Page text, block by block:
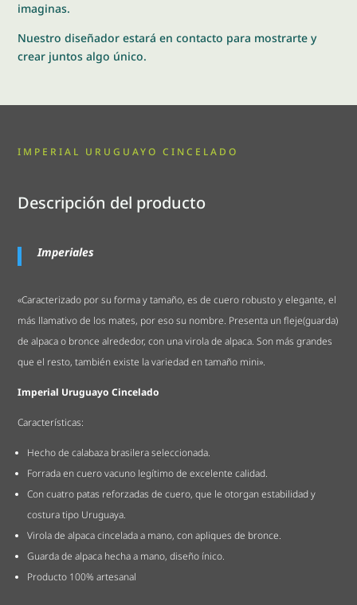
imaginas.
Nuestro diseñador estará en contacto para mostrarte y
crear juntos algo único.
IMPERIAL URUGUAYO CINCELADO
Descripción del producto
Imperiales
«Caracterizado por su forma y tamaño, es de cuero robusto y elegante, el
más llamativo de los mates, por eso su nombre. Presenta un fleje(guarda)
de alpaca o bronce alrededor, con una virola de alpaca. Son más grandes
que el resto, también existe la variedad en tamaño mini».
Imperial Uruguayo Cincelado
Características:
Hecho de calabaza brasilera seleccionada.
Forrada en cuero vacuno legítimo de excelente calidad.
Con cuatro patas reforzadas de cuero, que le otorgan estabilidad y
costura tipo Uruguaya.
Virola de alpaca cincelada a mano, con apliques de bronce.
Guarda de alpaca hecha a mano, diseño ínico.
Producto 100% artesanal